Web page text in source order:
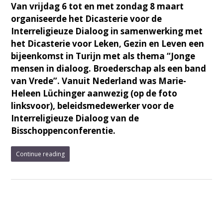
Van vrijdag 6 tot en met zondag 8 maart
organiseerde het Dicasterie voor de
Interreligieuze Dialoog in samenwerking met
het Dicasterie voor Leken, Gezin en Leven een
bijeenkomst in Turijn met als thema “Jonge
mensen in dialoog. Broederschap als een band
van Vrede”. Vanuit Nederland was Marie-
Heleen Lüchinger aanwezig (op de foto
linksvoor), beleidsmedewerker voor de
Interreligieuze Dialoog van de
Bisschoppenconferentie.
Continue reading